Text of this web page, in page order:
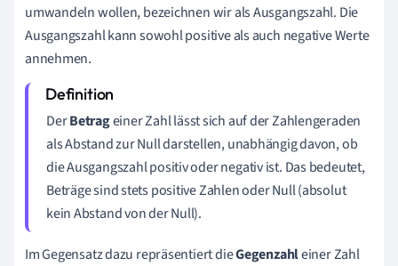
umwandeln wollen, bezeichnen wir als Ausgangszahl. Die
Ausgangszahl kann sowohl positive als auch negative Werte
annehmen.
DerBetrageiner Zahl lässt sich auf der Zahlengeraden
als Abstand zur Null darstellen, unabhängig davon, ob
die Ausgangszahl positiv oder negativ ist. Das bedeutet,
Beträge sind stets positive Zahlen oder Null (absolut
kein Abstand von der Null).
Im Gegensatz dazu repräsentiert dieGegenzahleiner Zahl